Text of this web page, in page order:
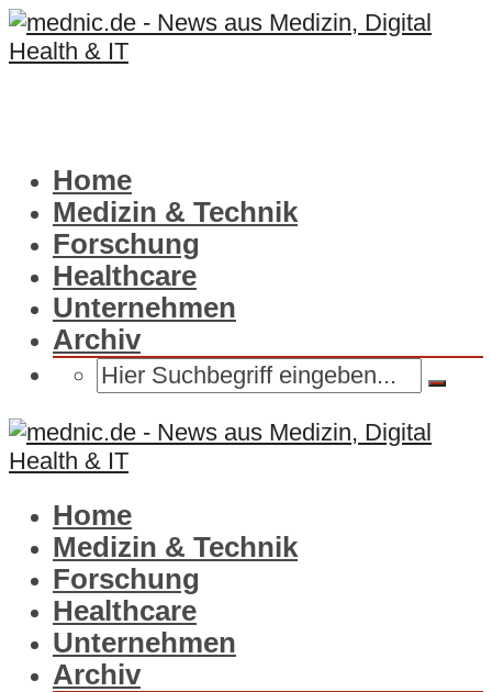
Home
Medizin & Technik
Forschung
Healthcare
Unternehmen
Archiv
Home
Medizin & Technik
Forschung
Healthcare
Unternehmen
Archiv